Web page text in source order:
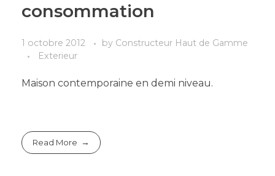
consommation
1 octobre 2012 by Constructeur Haut de Gamme
Exterieur
Maison contemporaine en demi niveau.
Read More